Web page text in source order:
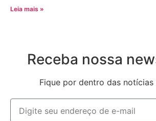
Leia mais »
Receba nossa
Fique por dentro das notícias